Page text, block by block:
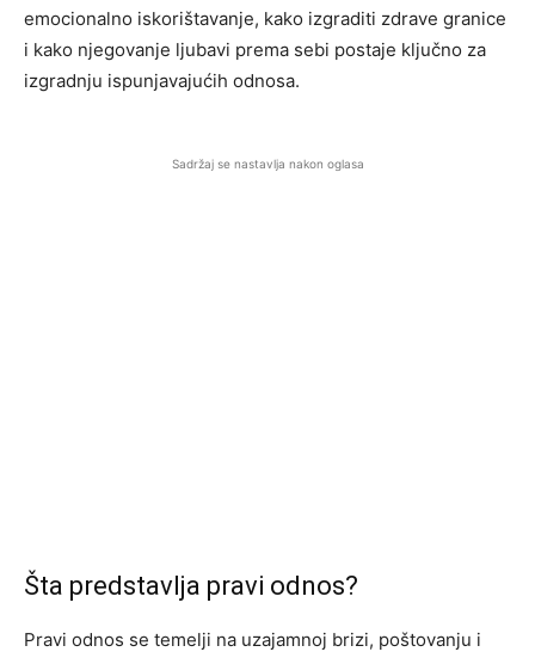
emocionalno iskorištavanje, kako izgraditi zdrave granice
i kako njegovanje ljubavi prema sebi postaje ključno za
izgradnju ispunjavajućih odnosa.
Sadržaj se nastavlja nakon oglasa
Šta predstavlja pravi odnos?
Pravi odnos se temelji na uzajamnoj brizi, poštovanju i